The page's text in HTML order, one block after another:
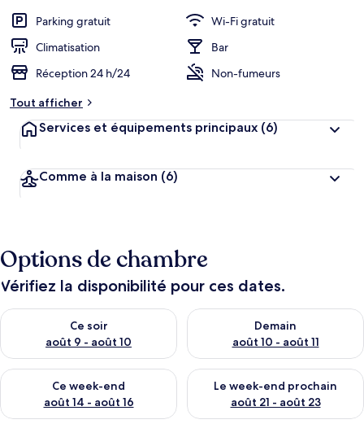
Parking gratuit
Wi-Fi gratuit
Climatisation
Bar
Réception 24 h/24
Non-fumeurs
Tout afficher
Services et équipements principaux (6)
Comme à la maison (6)
Options de chambre
Vérifiez la disponibilité pour ces dates.
Ce soir
août 9 - août 10
Vérifier la disponibilité pour ce soir août 9 - août 10
Demain
août 10 - août 11
Vérifier la disponibilité pour
Ce week-end
août 14 - août 16
Vérifier la disponibilité pour ce week-end août 14 - août 16
Le week-end prochain
août 21 - août 23
Vérifier la disponibilité pour